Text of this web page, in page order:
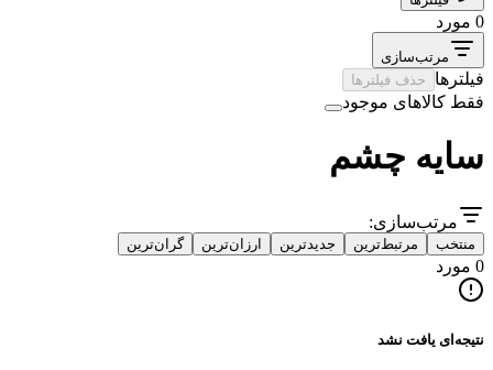
0 مورد
مرتب‌سازی
فیلترها حذف فیلترها
فقط کالاهای موجود
سایه چشم
مرتب‌سازی:
منتخب مرتبط‌ترین جدیدترین ارزان‌ترین گران‌ترین
0 مورد
نتیجه‌ای یافت نشد